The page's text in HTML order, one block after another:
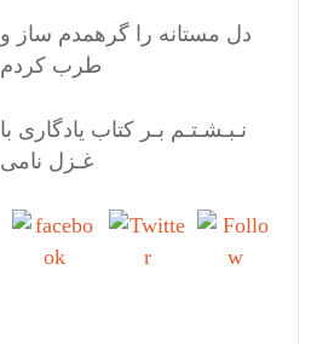
دل مستانه را گرهمدم ساز و
طرب کردم
نـبـشـتـم بـر کتاب یادگاری با
غـزل نامی